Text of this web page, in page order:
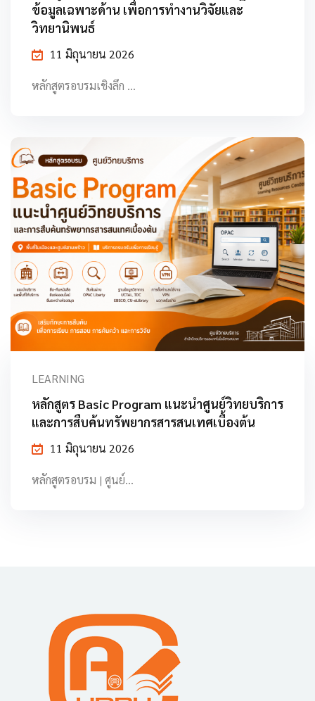
ข้อมูลเฉพาะด้าน เพื่อการทำงานวิจัยและ
วิทยานิพนธ์
11 มิถุนายน 2026
หลักสูตรอบรมเชิงลึก …
LEARNING
หลักสูตร Basic Program แนะนำศูนย์วิทยบริการ
และการสืบค้นทรัพยากรสารสนเทศเบื้องต้น
11 มิถุนายน 2026
หลักสูตรอบรม | ศูนย์…